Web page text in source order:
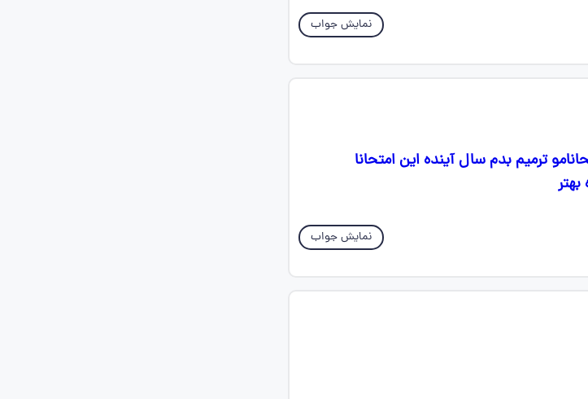
نمایش جواب
ترمیم بدم سال آینده این امتحانا
نمایش جواب